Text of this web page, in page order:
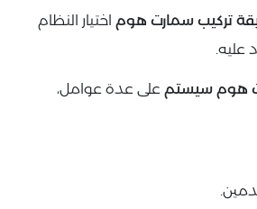
تركيب سمارت هوم اختيار النظام
عليه.
هوم سيستم على عدة عوامل،